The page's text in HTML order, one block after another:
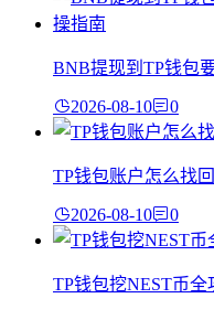
BNB提现到TP钱包
2026-08-10 0
TP钱包账户怎么找
2026-08-10 0
TP钱包挖NEST币